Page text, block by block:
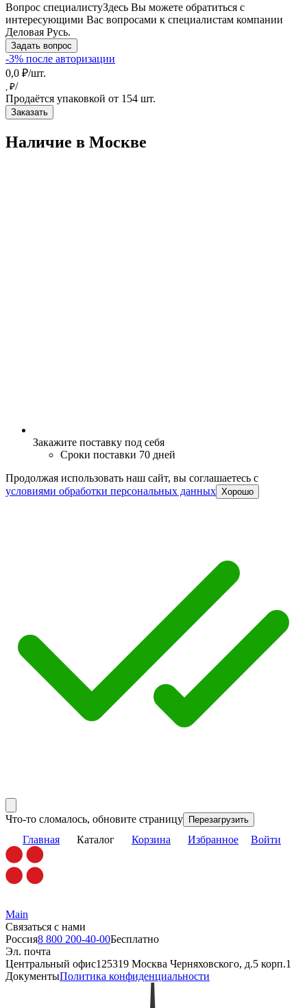
Вопрос специалистуЗдесь Вы можете обратиться с
интересующими Вас вопросами к специалистам компании
Деловая Русь.
Задать вопрос
-3% после авторизации
0,0 ₽/шт.
, ₽/
Продаётся упаковкой от 154 шт.
Заказать
Наличие в Москвe
Закажите поставку под себя
Сроки поставки 70 дней
Продолжая использовать наш сайт, вы соглашаетесь c
условиями обработки персональных данных Хорошо
Что-то сломалось, обновите страницу Перезагрузить
Главная Каталог Корзина Избранное Войти
Main
Связаться с нами
Россия8 800 200-40-00Бесплатно
Эл. почта
Центральный офис125319 Москва Черняховского, д.5 корп.1
ДокументыПолитика конфиденциальности